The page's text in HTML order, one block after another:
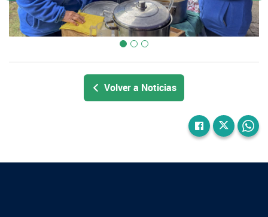
Volver a Noticias